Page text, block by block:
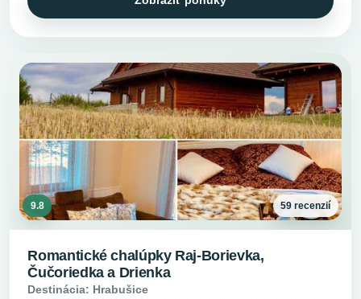
9.8 59 recenzií
Romantické chalúpky Raj-Borievka,
Čučoriedka a Drienka
Destinácia: Hrabušice